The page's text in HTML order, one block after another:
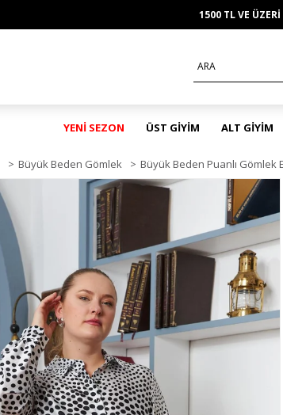
1500 TL VE
YENİ SEZON ÜST GİYİM ALT GİYİM
> Büyük Beden Gömlek > Büyük Beden Puanlı Gömlek